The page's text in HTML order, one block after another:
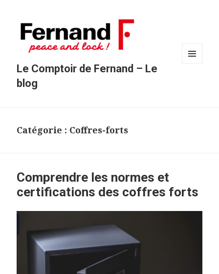
Le Comptoir de Fernand – Le
blog
Catégorie : Coffres-forts
Comprendre les normes et
certifications des coffres forts